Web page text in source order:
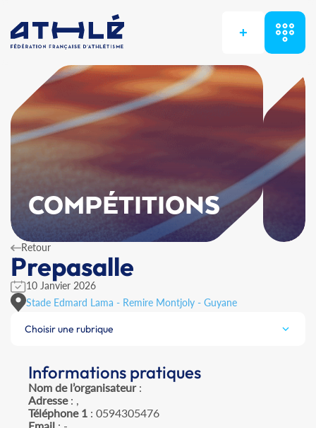
+
COMPÉTITIONS
Retour
Prepasalle
10 Janvier 2026
Stade Edmard Lama - Remire Montjoly - Guyane
Choisir une rubrique
Informations pratiques
Nom de l’organisateur:
Adresse: ,
Téléphone 1: 0594305476